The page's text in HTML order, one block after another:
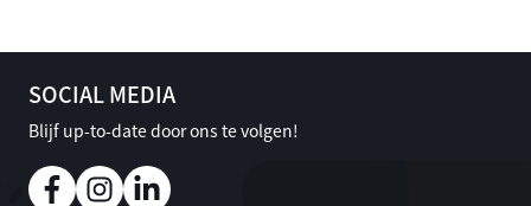
SOCIAL MEDIA
Blijf up-to-date door ons te volgen!